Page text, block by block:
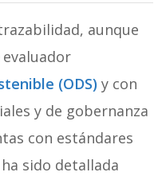
aunque
(ODS) y con
y de gobernanza
con estándares
sido detallada